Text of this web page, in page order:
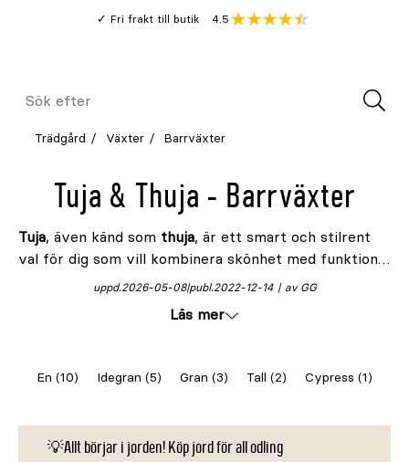
Fri frakt till butik
Genomsnitt
4.5
Meny
Sök
Trädgård Växter Barrväxter
Tuja & Thuja - Barrväxter
Tuja, även känd som thuja, är ett smart och stilrent
val för dig som vill kombinera skönhet med funktion i
trädgården. Med sin täta växtform, vintergröna färg
i svenska trädgårdar. Oavsett om du vill ha ett
eller ett stilrent blickfång, är tujan ett utmärkt
alternativ som levererar – år efter år.
publ.2022-12-14
uppd.2026-05-08 av GG
Läs mer
En (10) Idegran (5) Gran (3) Tall (2) Cypress (1)
💡Allt börjar i jorden! Köp jord för all odling